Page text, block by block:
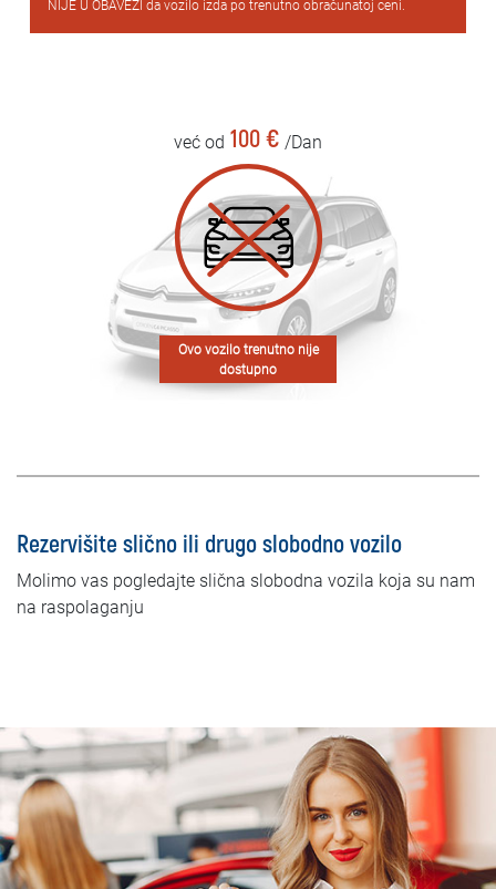
NIJE U OBAVEZI da vozilo izda po trenutno obračunatoj ceni.
već od 100 € /Dan
Ovo vozilo trenutno nije
dostupno
Rezervišite slično ili drugo slobodno vozilo
Molimo vas pogledajte slična slobodna vozila koja su nam
na raspolaganju